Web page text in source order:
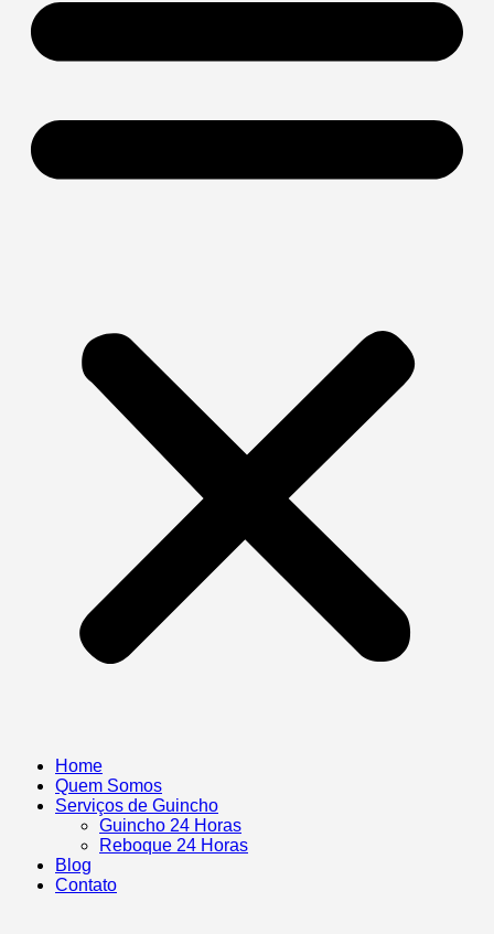
Home
Quem Somos
Serviços de Guincho
Guincho 24 Horas
Reboque 24 Horas
Blog
Contato